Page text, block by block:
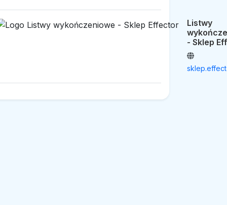
Listwy
- Sklep